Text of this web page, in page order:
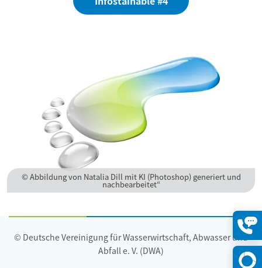
© Abbildung von Natalia Dill mit KI (Photoshop) generiert und
nachbearbeitet“
© Deutsche Vereinigung für Wasserwirtschaft, Abwasser und
Abfall e. V. (DWA)